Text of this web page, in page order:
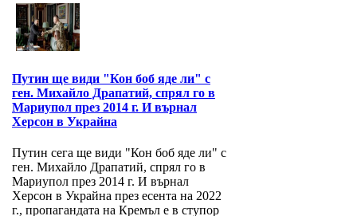
Путин ще види "Кон боб яде ли" с
ген. Михайло Драпатий, спрял го в
Мариупол през 2014 г. И върнал
Херсон в Украйна
Путин сега ще види "Кон боб яде ли" с
ген. Михайло Драпатий, спрял го в
Мариупол през 2014 г. И върнал
Херсон в Украйна през есента на 2022
г., пропагандата на Кремъл е в ступор